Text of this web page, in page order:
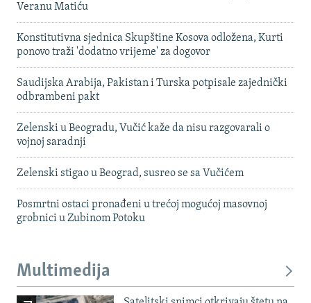
Veranu Matiću
Konstitutivna sjednica Skupštine Kosova odložena, Kurti
ponovo traži 'dodatno vrijeme' za dogovor
Saudijska Arabija, Pakistan i Turska potpisale zajednički
odbrambeni pakt
Zelenski u Beogradu, Vučić kaže da nisu razgovarali o
vojnoj saradnji
Zelenski stigao u Beograd, susreo se sa Vučićem
Posmrtni ostaci pronađeni u trećoj mogućoj masovnoj
grobnici u Zubinom Potoku
Multimedija